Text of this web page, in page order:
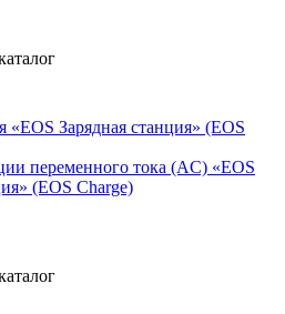
«EOS Зарядная станция» (EOS
переменного тока (AC) «EOS
(EOS Charge)